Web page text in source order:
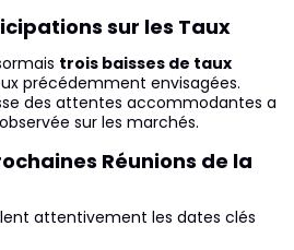
sur les Taux
trois baisses de taux
précédemment envisagées.
des attentes accommodantes a
sur les marchés.
Réunions de la
attentivement les dates clés